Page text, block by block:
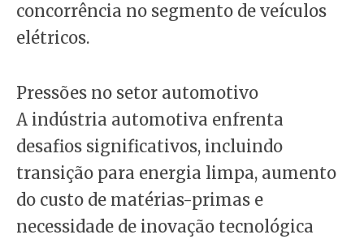
concorrência no segmento de veículos
elétricos.
Pressões no setor automotivo
A indústria automotiva enfrenta
desafios significativos, incluindo
transição para energia limpa, aumento
do custo de matérias-primas e
necessidade de inovação tecnológica